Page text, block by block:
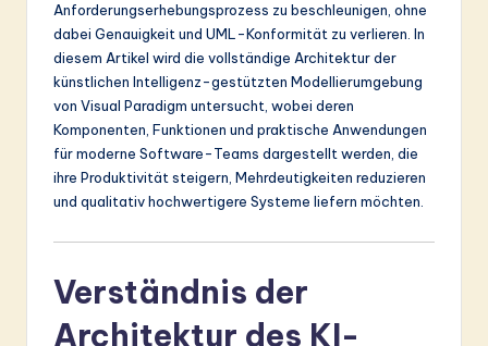
Anforderungserhebungsprozess zu beschleunigen, ohne
dabei Genauigkeit und UML-Konformität zu verlieren. In
diesem Artikel wird die vollständige Architektur der
künstlichen Intelligenz-gestützten Modellierumgebung
von Visual Paradigm untersucht, wobei deren
Komponenten, Funktionen und praktische Anwendungen
für moderne Software-Teams dargestellt werden, die
ihre Produktivität steigern, Mehrdeutigkeiten reduzieren
und qualitativ hochwertigere Systeme liefern möchten.
Verständnis der
Architektur des KI-